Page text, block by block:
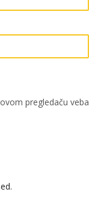
pregledaču veba